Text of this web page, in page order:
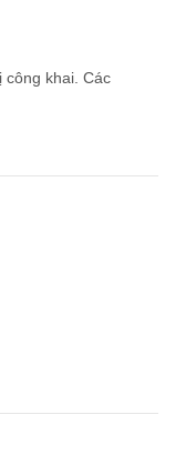
khai. Các